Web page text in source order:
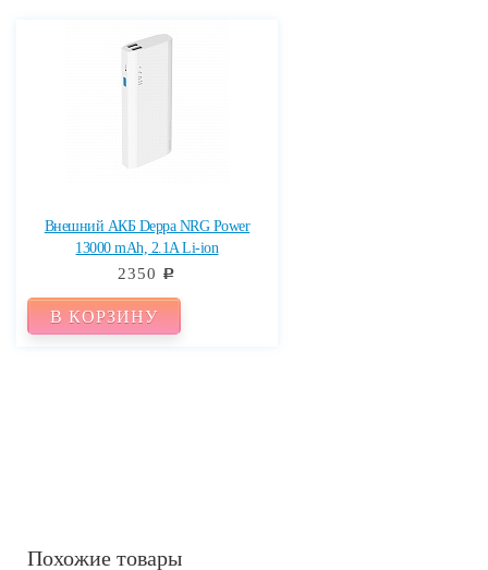
Внешний АКБ Deppa NRG Power
13000 mAh, 2.1A Li-ion
2350 c
В КОРЗИНУ
Похожие товары